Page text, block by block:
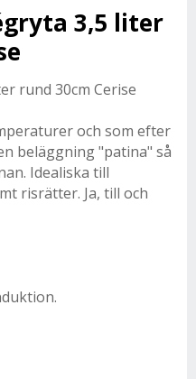
3,5 liter
rund 30cm Cerise
och som efter
beläggning "patina" så
Idealiska till
risrätter. Ja, till och